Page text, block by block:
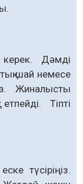
Дәмді
шай немесе
Жиналысты
Тіпті
түсіріңіз.